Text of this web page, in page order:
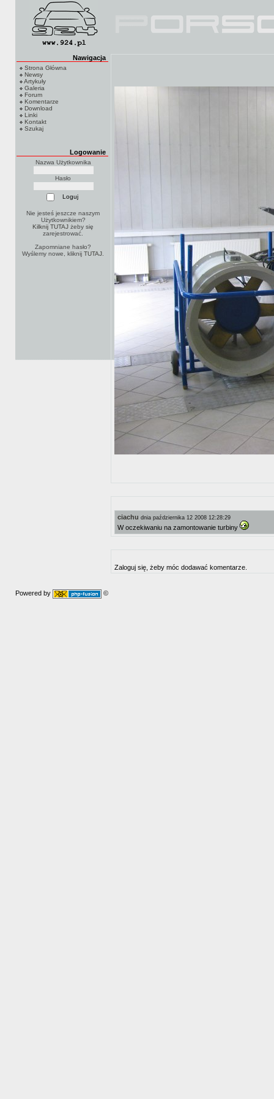
Nawigacja
Strona Główna
Newsy
Artykuły
Galeria
Forum
Komentarze
Download
Linki
Kontakt
Szukaj
Logowanie
Nazwa Użytkownika
Hasło
Nie jesteś jeszcze naszym
Użytkownikiem?
Kilknij TUTAJ żeby się
zarejestrować.
Zapomniane hasło?
Wyślemy nowe, kliknijTUTAJ
ciachu dnia października 12 2008 12:28:29
W oczekiwaniu na zamontowanie turbiny
Zaloguj się, żeby móc dodawać komentarze.
Powered by ©